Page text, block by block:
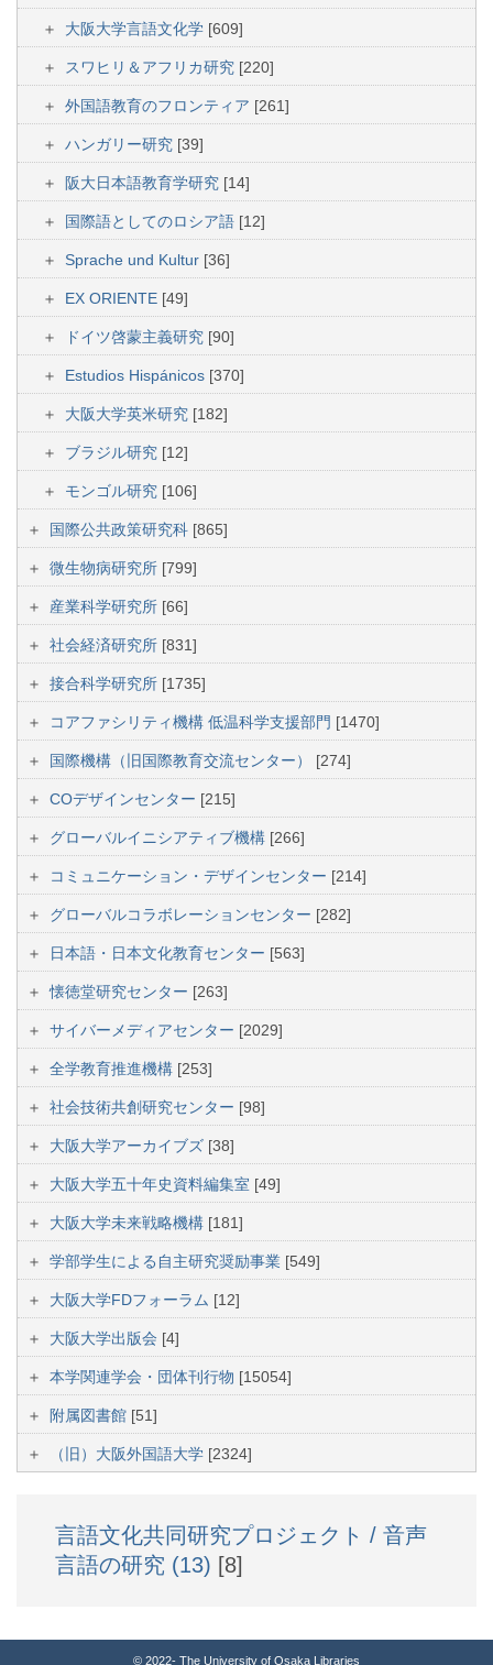
大阪大学言語文化学 [609]
スワヒリ＆アフリカ研究 [220]
外国語教育のフロンティア [261]
ハンガリー研究 [39]
阪大日本語教育学研究 [14]
国際語としてのロシア語 [12]
Sprache und Kultur [36]
EX ORIENTE [49]
ドイツ啓蒙主義研究 [90]
Estudios Hispánicos [370]
大阪大学英米研究 [182]
ブラジル研究 [12]
モンゴル研究 [106]
国際公共政策研究科 [865]
微生物病研究所 [799]
産業科学研究所 [66]
社会経済研究所 [831]
接合科学研究所 [1735]
コアファシリティ機構 低温科学支援部門 [1470]
国際機構（旧国際教育交流センター） [274]
COデザインセンター [215]
グローバルイニシアティブ機構 [266]
コミュニケーション・デザインセンター [214]
グローバルコラボレーションセンター [282]
日本語・日本文化教育センター [563]
懐徳堂研究センター [263]
サイバーメディアセンター [2029]
全学教育推進機構 [253]
社会技術共創研究センター [98]
大阪大学アーカイブズ [38]
大阪大学五十年史資料編集室 [49]
大阪大学未来戦略機構 [181]
学部学生による自主研究奨励事業 [549]
大阪大学FDフォーラム [12]
大阪大学出版会 [4]
本学関連学会・団体刊行物 [15054]
附属図書館 [51]
（旧）大阪外国語大学 [2324]
言語文化共同研究プロジェクト / 音声
言語の研究 (13) [8]
© 2022- The University of Osaka Libraries